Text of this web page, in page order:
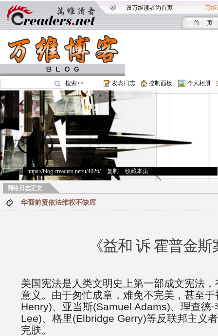
设万维读者为首页 万维
首 页
搜索>> 发表日志 控制面板 个人相册
https://blog.creaders.net/u/4026/> 复制 收藏本页
网络日志正文
华裔前贤依法维权不缺席
《益和 诉 霍普金斯
美国宪法是人类文明史上第一部成文宪法
意义。由于匆忙成章，难免不完美，甚至
Henry)、亚当斯(Samuel Adams)、理查德
Lee)、格里(Elbridge Gerry)等反联邦主义
完肤。